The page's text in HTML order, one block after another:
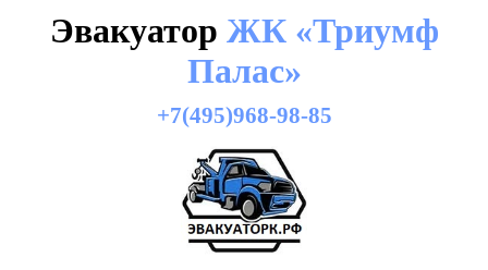
Эвакуатор ЖК «Триумф
Палас»
+7(495)968-98-85